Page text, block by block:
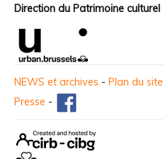
Direction du Patrimoine culturel
NEWS et archives - Plan du site
Presse -